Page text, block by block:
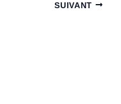
SUIVANT